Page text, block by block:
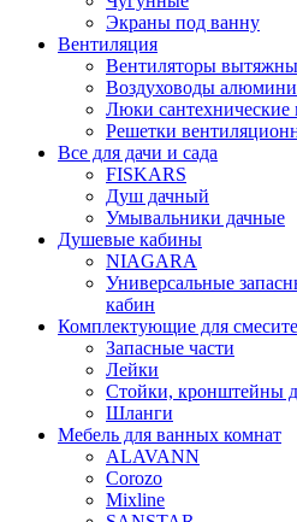
Экраны под ванну
Вентиляция
Вентиляторы
Воздуховоды
Люки сантехнические
Решетки
Все для дачи и сада
FISKARS
Душ дачный
Умывальники дачные
Душевые кабины
NIAGARA
Универсальные
кабин
Комплектующие для
Запасные части
Лейки
Стойки, кронштейны
Шланги
Мебель для ванных комнат
ALAVANN
Corozo
Mixline